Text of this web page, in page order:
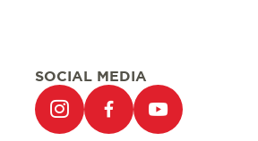
SOCIAL MEDIA